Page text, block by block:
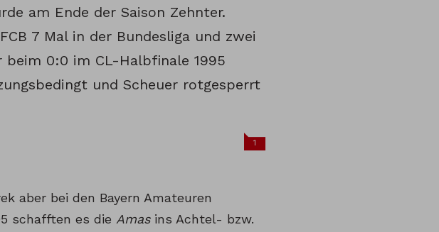
am Ende der Saison Zehnter.
7 Mal in der Bundesliga und zwei
beim 0:0 im CL-Halbfinale 1995
und Scheuer rotgesperrt
1
aber bei den Bayern Amateuren
schafften es die Amasins Achtel- bzw.